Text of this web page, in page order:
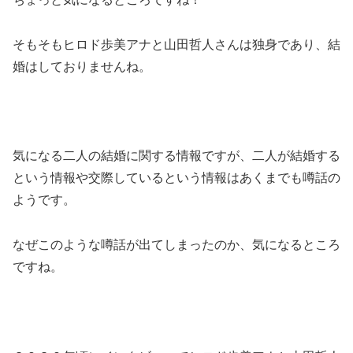
そもそもヒロド歩美アナと山田哲人さんは独身であり、結
婚はしておりませんね。
気になる二人の結婚に関する情報ですが、二人が結婚する
という情報や交際しているという情報はあくまでも噂話の
ようです。
なぜこのような噂話が出てしまったのか、気になるところ
ですね。